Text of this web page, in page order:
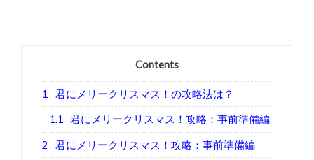
Contents
1 君にメリークリスマス！の攻略法は？
1.1 君にメリークリスマス！攻略：事前準備編
2 君にメリークリスマス！攻略：事前準備編